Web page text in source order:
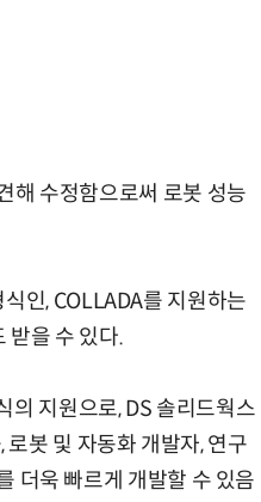
해 수정함으로써 로봇 성능
인, COLLADA를 지원하는
받을 수 있다.
지원으로, DS 솔리드웍스
봇 및 자동화 개발자, 연구
더욱 빠르게 개발할 수 있음